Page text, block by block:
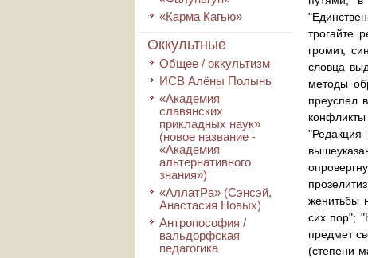
«Карма Кагью»
Оккультные
Общее / оккультизм
ИСВ Алёны Полынь
«Академия
славянских
прикладных наук»
(новое название -
«Академия
альтернативного
знания»)
«АллатРа» (Сэнсэй,
Анастасия Новых)
Антропософия /
вальдорфская
педагогика
трогайте
громит,
словца
методы
преуспел
"Редакция
женитьбы
сих пор";
предмет
(степени